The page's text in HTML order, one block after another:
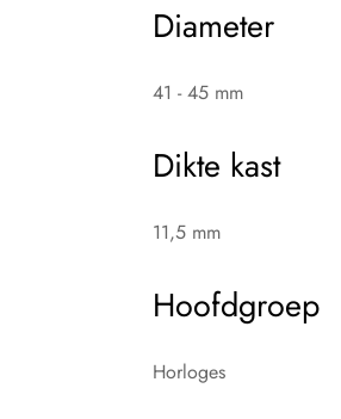
Diameter
41 - 45 mm
Dikte kast
11,5 mm
Hoofdgroep
Horloges